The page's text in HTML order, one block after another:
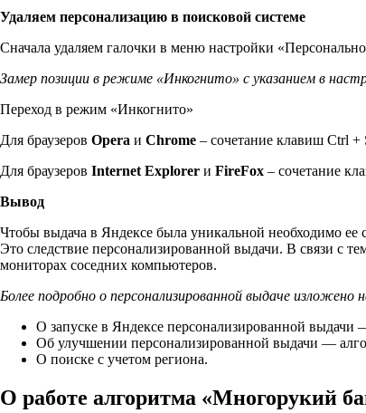
Удаляем персонализацию в поисковой системе
Сначала удаляем галочки в меню настройки
Замер позиции в режиме «Инкогнито» с указанием в
Переход в режим «Инкогнито»
Для браузеров Opera и Chrome – сочетание клавиш Ctrl +
Для браузеров Internet Explorer и FireFox – сочетание
Вывод
Чтобы выдача в Яндексе была уникальной необходимо ее
Это следствие персонализированной выдачи. В связи с
мониторах соседних компьютеров.
Более подробно о персонализированной выдаче изложено
О запуске в Яндексе персонализированной
Об улучшении персонализированной выдачи —
О поиске с учетом региона.
О работе алгоритма «Многорукий